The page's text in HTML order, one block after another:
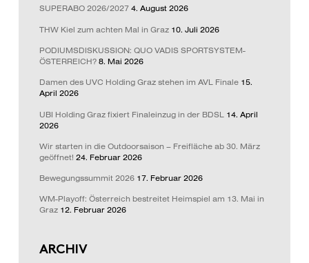
SUPERABO 2026/2027 4. August 2026
THW Kiel zum achten Mal in Graz 10. Juli 2026
PODIUMSDISKUSSION: QUO VADIS SPORTSYSTEM-
ÖSTERREICH? 8. Mai 2026
Damen des UVC Holding Graz stehen im AVL Finale 15.
April 2026
UBI Holding Graz fixiert Finaleinzug in der BDSL
14. April
2026
Wir starten in die Outdoorsaison – Freifläche ab 30. März
geöffnet! 24. Februar 2026
Bewegungssummit 2026 17. Februar 2026
WM-Playoff: Österreich bestreitet Heimspiel am 13. Mai in
Graz 12. Februar 2026
ARCHIV